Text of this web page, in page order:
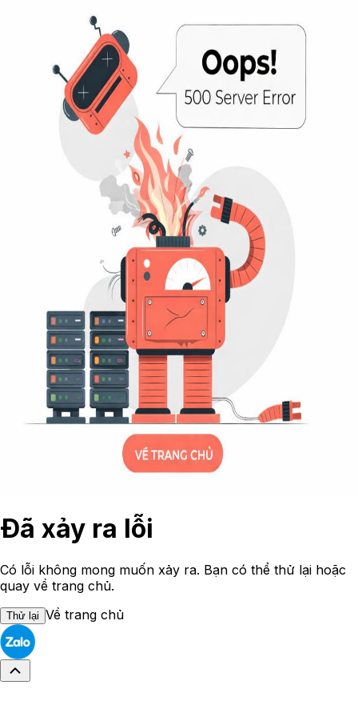
Đã xảy ra lỗi
Có lỗi không mong muốn xảy ra. Bạn có thể thử lại hoặc
quay về trang chủ.
Thử lại Về trang chủ